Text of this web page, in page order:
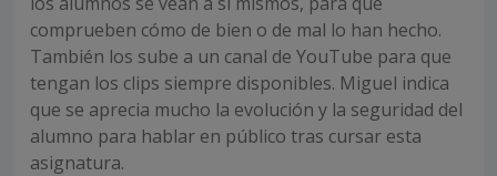
comprueben cómo de bien o de mal lo han hecho.
También los sube a un canal de YouTube para que
tengan los clips siempre disponibles. Miguel indica
que se aprecia mucho la evolución y la seguridad del
alumno para hablar en público tras cursar esta
asignatura.